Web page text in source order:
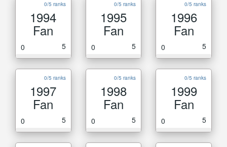
0/5 ranks
1994
Fan
0 5
0/5 ranks
1995
Fan
0 5
0/5 ranks
1996
Fan
0 5
0/5 ranks
1997
Fan
0 5
0/5 ranks
1998
Fan
0 5
0/5 ranks
1999
Fan
0 5